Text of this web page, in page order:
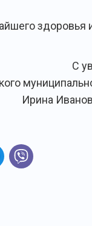
здоровья
С
Ирина